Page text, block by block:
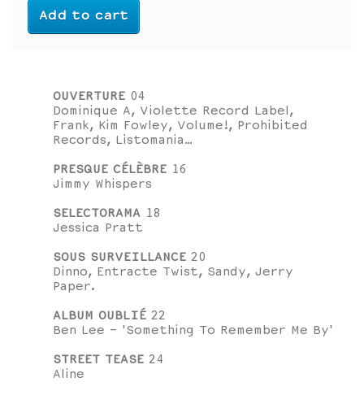
Add to cart
OUVERTURE 04
Dominique A, Violette Record Label,
Frank, Kim Fowley, Volume!, Prohibited
Records, Listomania…
PRESQUE CÉLÈBRE 16
Jimmy Whispers
SELECTORAMA 18
Jessica Pratt
SOUS SURVEILLANCE 20
Dinno, Entracte Twist, Sandy, Jerry
Paper.
ALBUM OUBLIÉ 22
Ben Lee - 'Something To Remember Me By'
STREET TEASE 24
Aline